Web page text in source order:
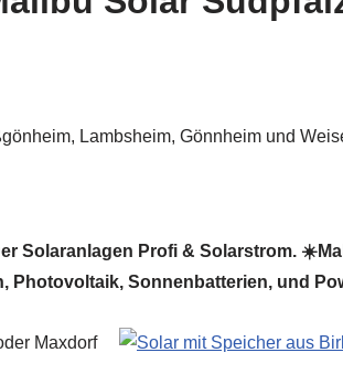
Solaranlagen Profi & Solarstrom.
Sonnenbatterien, und